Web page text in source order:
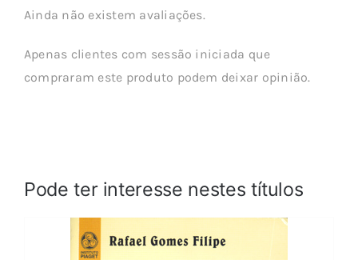
Ainda não existem avaliações.
Apenas clientes com sessão iniciada que
compraram este produto podem deixar opinião.
Pode ter interesse nestes títulos